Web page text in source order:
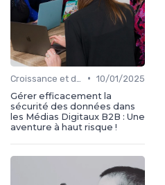
• 10/01/2025
Gérer efficacement la
sécurité des données dans
les Médias Digitaux B2B : Une
aventure à haut risque !